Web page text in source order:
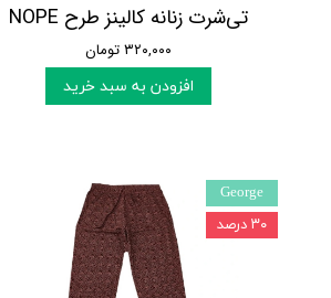
تی‌شرت زنانه کالینز طرح NOPE
۳۲۰,۰۰۰ تومان
افزودن به سبد خرید
George
۳۰ درصد